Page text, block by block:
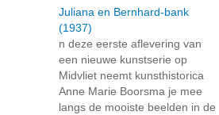
Juliana en Bernhard-bank
(1937)
n deze eerste aflevering van
een nieuwe kunstserie op
Midvliet neemt kunsthistorica
Anne Marie Boorsma je mee
langs de mooiste beelden in de